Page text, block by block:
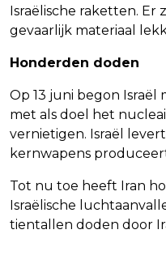
Israëlische raketten. Er
gevaarlijk materiaal
Honderden doden
Op 13 juni begon
met als doel het
vernietigen. Israël
kernwapens
Tot nu toe heeft Iran
Israëlische
tientallen doden door